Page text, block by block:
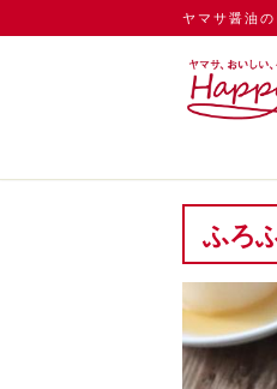
ヤマサ醤油
ふろ